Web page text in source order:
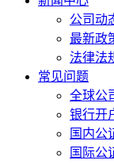
公司动
最新政
法律法
常见问题
全球公
银行开
国内公
国际公